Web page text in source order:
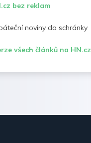
bez reklam
noviny do schránky
všech článků na HN.cz